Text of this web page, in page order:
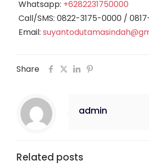
Whatsapp: +6282231750000
Call/SMS: 0822-3175-0000/
Email:
Share
admin
Related posts